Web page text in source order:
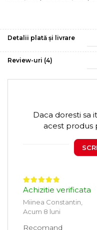
Detalii plată și livrare
Review-uri (4)
Daca doresti sa
acest produs
Achizitie verificata
Miinea Constantin,
Acum 8 luni
Recomand